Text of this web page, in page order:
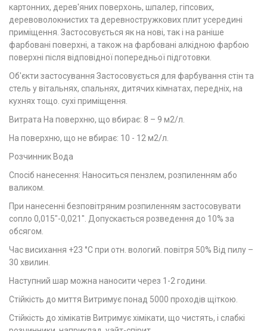
картонних, дерев'яних поверхонь, шпалер, гіпсових,
деревоволокнистих та деревностружкових плит усередині
приміщення. Застосовується як на нові, так і на раніше
фарбовані поверхні, а також на фарбовані алкідною фарбою
поверхні після відповідної попередньої підготовки.
Об'єкти застосування Застосовується для фарбування стін та
стель у вітальнях, спальнях, дитячих кімнатах, передніх, на
кухнях тощо. сухі приміщення.
Витрата На поверхню, що вбирає: 8 – 9 м2/л.
На поверхню, що не вбирає: 10 - 12 м2/л.
Розчинник Вода
Спосіб нанесення: Наноситься пензлем, розпиленням або
валиком.
При нанесенні безповітряним розпиленням застосовувати
сопло 0,015"-0,021". Допускається розведення до 10% за
обсягом.
Час висихання +23 °C при отн. вологий. повітря 50% Від пилу –
30 хвилин.
Наступний шар можна наносити через 1-2 години.
Стійкість до миття Витримує понад 5000 проходів щіткою.
Стійкість до хімікатів Витримує хімікати, що чистять, і слабкі